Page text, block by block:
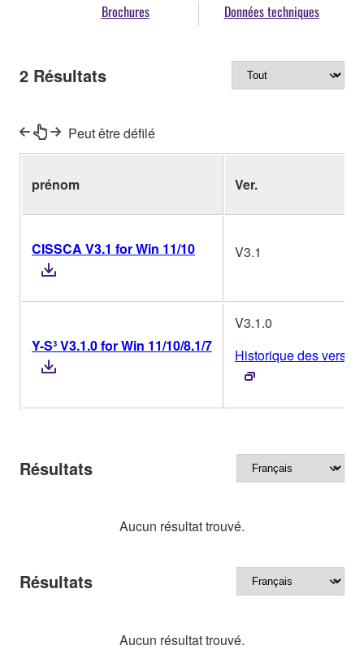
Brochures Données techniques
2 Résultats
Peut être défilé
prénom Ver.
CISSCA V3.1 for Win 11/10 V3.1
Y-S³ V3.1.0 for Win 11/10/8.1/7
V3.1.0
Historique des
Résultats
Aucun résultat trouvé.
Résultats
Aucun résultat trouvé.